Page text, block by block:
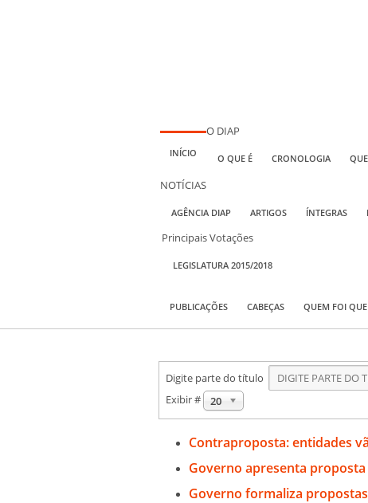
INÍCIO
O DIAP
O QUE É CRONOLOGIA
NOTÍCIAS
AGÊNCIA DIAP ARTIGOS ÍNTEGRAS
Principais Votações
LEGISLATURA 2015/2018
PUBLICAÇÕES CABEÇAS QUEM FOI
Digite parte do título
Exibir #
20
Contraproposta: entidades
Governo apresenta
Governo formaliza